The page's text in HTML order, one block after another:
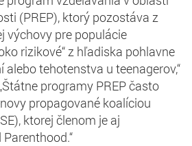
(PREP), ktorý pozostáva z
výchovy pre populácie
rizikové“ z hľadiska pohlavne
tehotenstva u teenagerov,“
programy PREP často
propagované koalíciou
ktorej členom je aj